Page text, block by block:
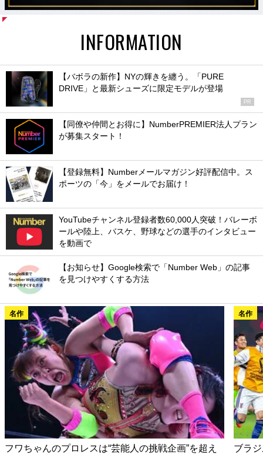
INFORMATION
【バボラの新作】NYの輝きを纏う。「PURE
DRIVE」と最新シューズに限定モデルが登場
PR
【同僚や仲間とお得に】NumberPREMIER法人プラン
が募集スタート！
【登録無料】Numberメールマガジン好評配信中。ス
ポーツの「今」をメールでお届け！
YouTubeチャンネル登録者数60,000人突破！バレーボ
ールや陸上、バスケ、野球などの選手のインタビュー
を動画で
【お知らせ】Google検索で「Number Web」の記事
を見つけやすくする方法
名作
フワちゃんのプロレスは“芸能人の挑戦企画”を超え
名作
ブラ